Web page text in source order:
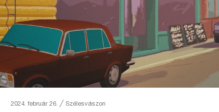
2024. február 26.╱ Szélesvászon